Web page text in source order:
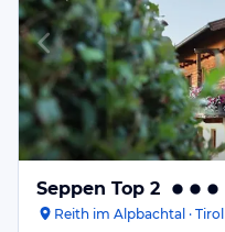
Seppen Top 2
Reith im Alpbachtal · Tirol